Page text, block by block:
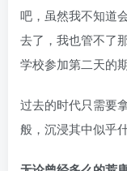
吧，虽然我不知道
去了，我也管不了
学校参加第二天的
过去的时代只需要
般，沉浸其中似乎